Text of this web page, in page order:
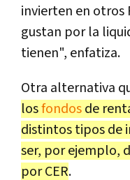
invierten en otros
gustan por la
tienen", enfatiza.
Otra alternativa
losfondosde
distintos tipos de
ser, por ejemplo,
por CER.